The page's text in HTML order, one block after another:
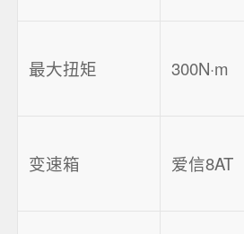
最大扭矩 300N·m
变速箱 爱信8AT